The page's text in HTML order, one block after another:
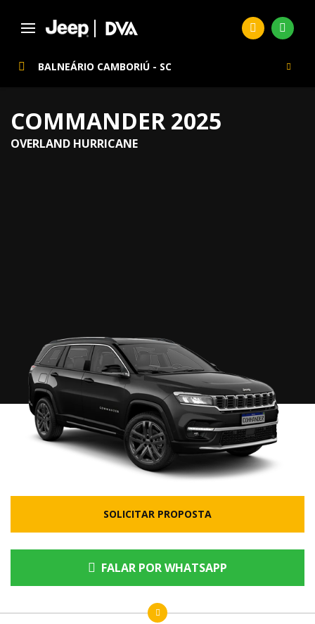
BALNEÁRIO CAMBORIÚ - SC
COMMANDER 2025
OVERLAND HURRICANE
SOLICITAR PROPOSTA
FALAR POR WHATSAPP